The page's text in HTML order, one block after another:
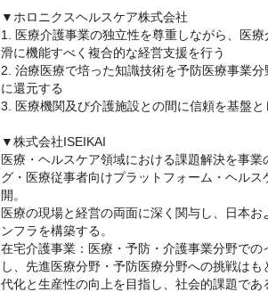
▼ホロニクスヘルスケア株式会社
1. 医療介護事業の独立性を尊重しながら、医
滑に機能すべく複合的な経営支援を行う
2. 治療医療で培った知識技術を予防医療事業
に還元する
3. 医療機関及び介護施設との間に信頼を基盤
▼株式会社ISEIKAI
医療・ヘルスケア領域における課題解決を事
グ・医療従事者向けプラットフォーム・ヘル
開。
医療の現場と経営の両面に深く関与し、日本
ンフラを構築する。
在宅介護事業：医療・予防・介護事業分野で
し、先進医療分野・予防医療分野への挑戦は
代化と生産性の向上を目指し、社会的課題で